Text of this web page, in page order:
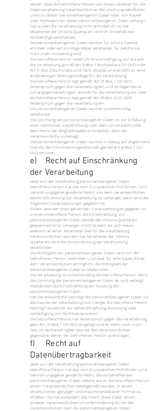
setzen, dass die betroffene Person von diesen anderen für die
Datenverarbeitung Verantwortlichen die Löschung sämtlicher
Links zu diesen personenbezogenen Daten oder von Kopien
oder Replikationen dieser personenbezogenen Daten verlangt
hat, soweit die Verarbeitung nicht erforderlich ist. Der
Mitarbeiter der Vittoria Quartararo wird im Einzelfall das
Notwendige veranlassen.
Die personenbezogenen Daten wurden für solche Zwecke
erhoben oder auf sonstige Weise verarbeitet, für welche sie
nicht mehr notwendig sind.
Die betroffene Person widerruft ihre Einwilligung, auf die sich
die Verarbeitung gemäß Art. 6 Abs. 1 Buchstabe a DS-GVO oder
Art. 9 Abs. 2 Buchstabe a DS-GVO stützte, und es fehlt an einer
anderweitigen Rechtsgrundlage für die Verarbeitung.
Die betroffene Person legt gemäß Art. 21 Abs. 1 DS-GVO
Widerspruch gegen die Verarbeitung ein, und es liegen keine
vorrangigen berechtigten Gründe für die Verarbeitung vor, oder
die betroffene Person legt gemäß Art. 21 Abs. 2 DS-GVO
Widerspruch gegen die Verarbeitung ein.
Die personenbezogenen Daten wurden unrechtmäßig
verarbeitet.
Die Löschung der personenbezogenen Daten ist zur Erfüllung
einer rechtlichen Verpflichtung nach dem Unionsrecht oder
dem Recht der Mitgliedstaaten erforderlich, dem der
Verantwortliche unterliegt.
Die personenbezogenen Daten wurden in Bezug auf angebotene
Dienste der Informationsgesellschaft gemäß Art. 8 Abs. 1 DS-
GVO erhoben.
e) Recht auf Einschränkung
der Verarbeitung
Jede von der Verarbeitung personenbezogener Daten
betroffene Person hat das vom Europäischen Richtlinien- und
Verordnungsgeber gewährte Recht, von dem Verantwortlichen
die Einschränkung der Verarbeitung zu verlangen, wenn eine der
folgenden Voraussetzungen gegeben ist:
Sofern eine der oben genannten Voraussetzungen gegeben ist
und eine betroffene Person die Einschränkung von
personenbezogenen Daten, die bei der Vittoria Quartararo
gespeichert sind, verlangen möchte, kann sie sich hierzu
jederzeit an einen Mitarbeiter des für die Verarbeitung
Verantwortlichen wenden. Der Mitarbeiter der Vittoria
Quartararo wird die Einschränkung der Verarbeitung
veranlassen.
Die Richtigkeit der personenbezogenen Daten wird von der
betroffenen Person bestritten, und zwar für eine Dauer, die es
dem Verantwortlichen ermöglicht, die Richtigkeit der
personenbezogenen Daten zu überprüfen.
Die Verarbeitung ist unrechtmäßig, die betroffene Person lehnt
die Löschung der personenbezogenen Daten ab und verlangt
stattdessen die Einschränkung der Nutzung der
personenbezogenen Daten.
Der Verantwortliche benötigt die personenbezogenen Daten für
die Zwecke der Verarbeitung nicht länger, die betroffene Person
benötigt sie jedoch zur Geltendmachung, Ausübung oder
Verteidigung von Rechtsansprüchen.
Die betroffene Person hat Widerspruch gegen die Verarbeitung
gem. Art. 21 Abs. 1 DS-GVO eingelegt und es steht noch nicht
fest, ob die berechtigten Gründe des Verantwortlichen
gegenüber denen der betroffenen Person überwiegen.
f) Recht auf
Datenübertragbarkeit
Jede von der Verarbeitung personenbezogener Daten
betroffene Person hat das vom Europäischen Richtlinien- und
Verordnungsgeber gewährte Recht, die sie betreffenden
personenbezogenen Daten, welche durch die betroffene Person
einem Verantwortlichen bereitgestellt wurden, in einem
strukturierten, gängigen und maschinenlesbaren Format zu
erhalten. Sie hat außerdem das Recht, diese Daten einem
anderen Verantwortlichen ohne Behinderung durch den
Verantwortlichen, dem die personenbezogenen Daten